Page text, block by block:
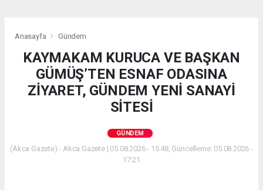
Anasayfa Gündem
KAYMAKAM KURUCA VE BAŞKAN
GÜMÜŞ’TEN ESNAF ODASINA
ZİYARET, GÜNDEM YENİ SANAYİ
SİTESİ
GÜNDEM
(Akca Gazete) - Akca Gazete | 05.08.2026 - 15:48, Güncelleme: 05.08.2026 -
17:21